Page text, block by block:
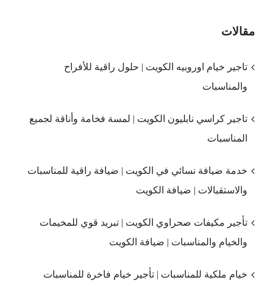
مقالات
تاجير خيام اوروبيه الكويت | حلول راقية للأفراح
والمناسبات
تاجير كراسي نابليون الكويت | لمسة فخامة وأناقة لجميع
المناسبات
خدمة ضيافة نسائي في الكويت | ضيافة راقية للمناسبات
والاستقبالات | ضيافة الكويت
تأجير مكيفات صحراوي الكويت | تبريد قوي للمخيمات
والخيام والمناسبات | ضيافة الكويت
خيام ملكية للمناسبات | تأجير خيام فاخرة للمناسبات